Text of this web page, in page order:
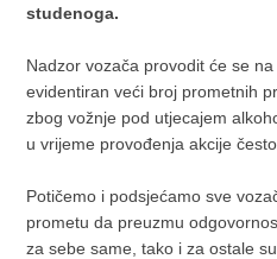
studenoga.
Nadzor vozača provodit će se
evidentiran veći broj prometnih
zbog vožnje pod utjecajem
u vrijeme provođenja akcije
Potičemo i podsjećamo sve
prometu da preuzmu
za sebe same, tako i za ostale